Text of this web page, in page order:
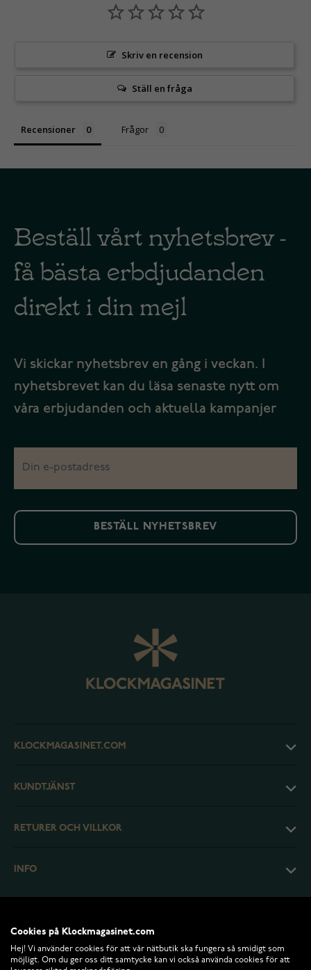
Skriv en recension
Ställ en fråga
Recensioner Frågor
Beställ vårt nyhetsbrev -
få bästa erbdjudanden
direkt i din mejl
Vi skickar nyhetsbrev en gång i veckan. I
nyhetsbrevet kan du läsa senaste nytt om
våra erbjudanden och aktuella kampanjer
BESTÄLL NYHETSBREV
KLOCKMAGASINET.COM
KUNDTJÄNST
RETURER OCH VILLKOR
INFO
Cookies på Klockmagasinet.com
Hej! Vi använder cookies för att vår nätbutik ska fungera så smidigt som
möjligt. Om du ger oss ditt samtycke kan vi också använda cookies för att